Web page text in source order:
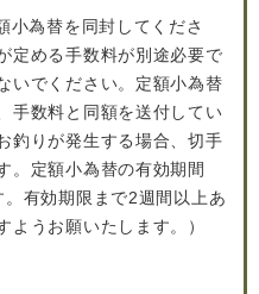
小為替を同封してくださ
定める手数料が別途必要で
いでください。定額小為替
手数料と同額を送付してい
釣りが発生する場合、切手
。定額小為替の有効期間
有効期限まで2週間以上あ
ようお願いたします。）